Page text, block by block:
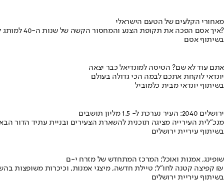
מאחורי הקלעים של הטעם הישראלי
איך אסם הפכה את תקופת הצנע והמחסור הקשה של שנות ה-40 למותג לאומי?
בשיתוף אסם
אתם עוד לא שם? הטיסה למונדיאל כבר יצאה
יונדאי לוקחת אתכם לבמה הכי גדולה בעולם
בשיתוף יונדאי מבית כלמוביל
ירושלים 2040: העיר נערכת ל- 1.5 מליון תושבים
מנכ"לית העירייה מציגה תוכנית להשארת הצעירים ובניית עתיד הדור
בשיתוף עיריית ירושלים
שופינג, אמנות ואוכל: המרכז המתחדש של מזרח י-ם
קפיצה קטנה לחו"ל: טיילת חדשה, מיצגי אמנות, וכיכרות משופצות בהשקעה של 100 מיליון ₪
בשיתוף עיריית ירושלים